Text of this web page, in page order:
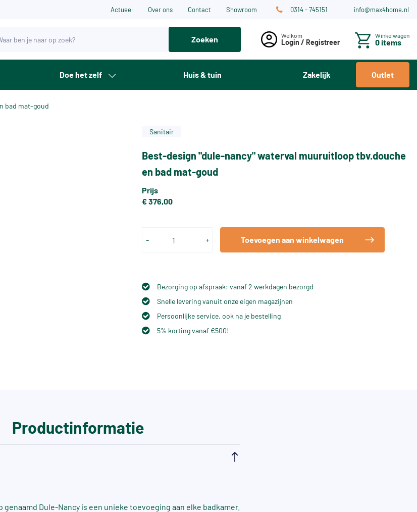
Actueel Over ons Contact Showroom 0314 - 745151 info@max4home.nl
Zoeken Login / Registreer
Winkelwagen
0 items
Doe het zelf Huis & tuin Zakelijk Outlet
bad mat-goud
Sanitair
Best-design "dule-nancy" waterval muuruitloop tbv.douche
en bad mat-goud
Prijs
€ 376,00
- + Toevoegen aan winkelwagen
Bezorging op afspraak: vanaf 2 werkdagen bezorgd
Snelle levering vanuit onze eigen magazijnen
Persoonlijke service, ook na je bestelling
5% korting vanaf €500!
Productinformatie
Dule-Nancy is een unieke toevoeging aan elke badkamer.